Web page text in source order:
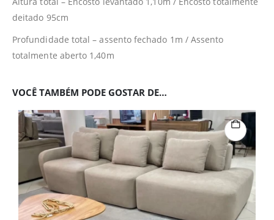
deitado 95cm
Profundidade total – assento fechado 1m / Assento
totalmente aberto 1,40m
VOCÊ TAMBÉM PODE GOSTAR DE…